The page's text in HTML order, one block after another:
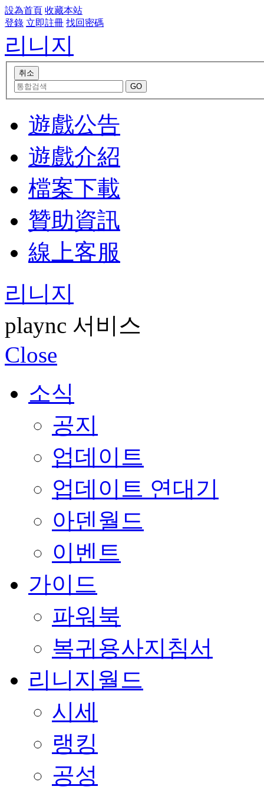
設為首頁 收藏本站
登錄 立即註冊 找回密碼
리니지
遊戲公告
遊戲介紹
檔案下載
贊助資訊
線上客服
리니지
plaync 서비스
Close
소식
공지
업데이트
업데이트 연대기
아덴월드
이벤트
가이드
파워북
복귀용사지침서
리니지월드
시세
랭킹
공성